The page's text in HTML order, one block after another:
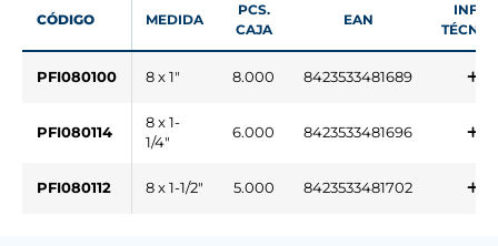
CÓDIGO MEDIDA
PCS.
CAJA
EAN
INFO.
PFI080100 8 x 1" 8.000 8423533481689
PFI080114
8 x 1-
1/4"
6.000 8423533481696
PFI080112 8 x 1-1/2" 5.000 8423533481702